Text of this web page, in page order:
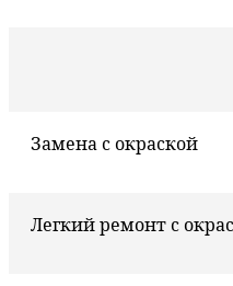
Замена с окраской
Легкий ремонт с